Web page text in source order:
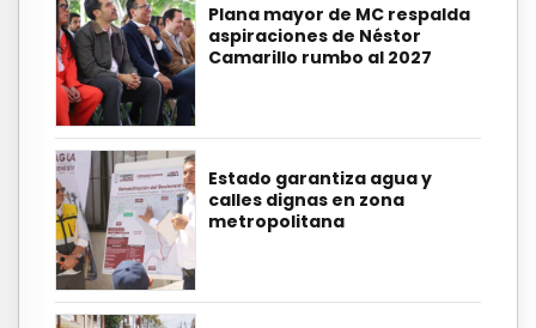
Plana mayor de MC respalda
aspiraciones de Néstor
Camarillo rumbo al 2027
Estado garantiza agua y
calles dignas en zona
metropolitana